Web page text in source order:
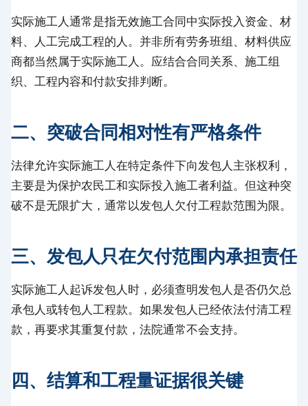
实际施工人通常是指无效施工合同中实际投入资金、材
料、人工完成工程的人。并非所有劳务班组、材料供应
商都当然属于实际施工人。应结合合同关系、施工组
织、工程内容和付款安排判断。
二、突破合同相对性有严格条件
法律允许实际施工人在特定条件下向发包人主张权利，
主要是为保护农民工和实际投入施工者利益。但这种突
破不是无限扩大，通常以发包人欠付工程款范围为限。
三、发包人只在欠付范围内承担责任
实际施工人起诉发包人时，必须查明发包人是否仍欠总
承包人或转包人工程款。如果发包人已经依法付清工程
款，再要求其重复付款，法院通常不会支持。
四、结算和工程量证据很关键